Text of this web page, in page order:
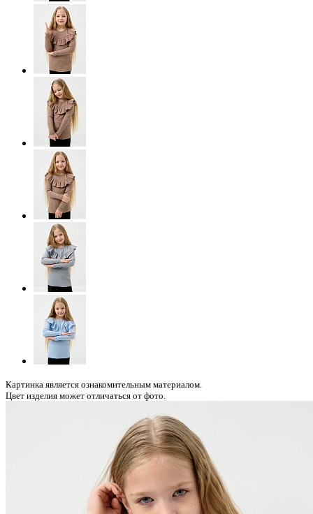
Картинка является ознакомительным материалом.
Цвет изделия может отличаться от фото.